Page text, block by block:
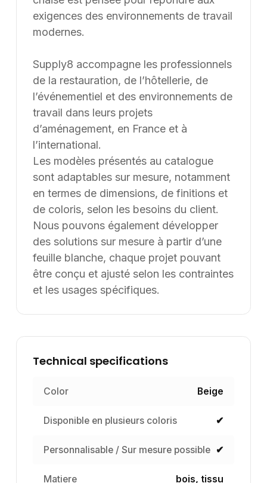
Une erreur inattendue est
survenue
Nous avons rencontré un problème lors du
chargement de l'application.
Rafraîchir la page